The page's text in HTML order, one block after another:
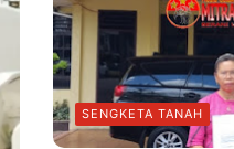
SENGKETA TANAH